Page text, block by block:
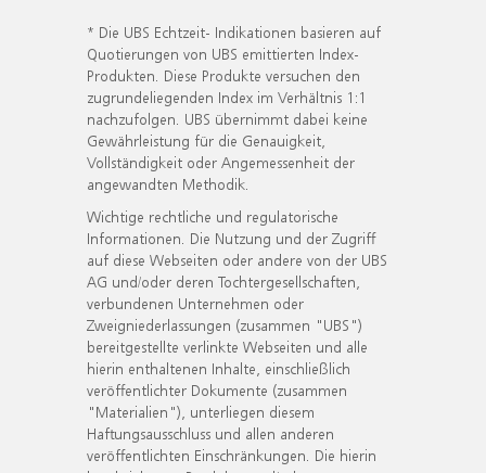
* Die UBS Echtzeit- Indikationen basieren auf
Quotierungen von UBS emittierten Index-
Produkten. Diese Produkte versuchen den
zugrundeliegenden Index im Verhältnis 1:1
nachzufolgen. UBS übernimmt dabei keine
Gewährleistung für die Genauigkeit,
Vollständigkeit oder Angemessenheit der
angewandten Methodik.
Wichtige rechtliche und regulatorische
Informationen. Die Nutzung und der Zugriff
auf diese Webseiten oder andere von der UBS
AG und/oder deren Tochtergesellschaften,
verbundenen Unternehmen oder
Zweigniederlassungen (zusammen "UBS")
bereitgestellte verlinkte Webseiten und alle
hierin enthaltenen Inhalte, einschließlich
veröffentlichter Dokumente (zusammen
"Materialien"), unterliegen diesem
Haftungsausschluss und allen anderen
veröffentlichten Einschränkungen. Die hierin